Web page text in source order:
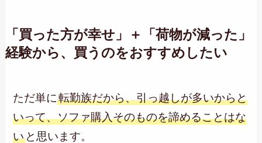
「買った方が幸せ」＋「荷物が減った」
経験から、買うのをおすすめしたい
ただ単に転勤族だから、引っ越しが多いからと
いって、ソファ購入そのものを諦めることはな
い と思います。